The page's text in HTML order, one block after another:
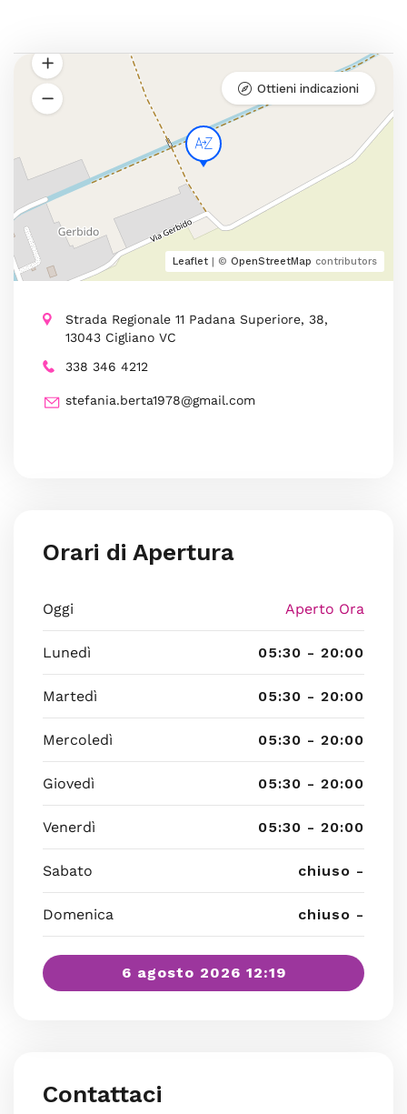
Leaflet | © OpenStreetMap contributors
Ottieni indicazioni
Strada Regionale 11 Padana Superiore, 38,
13043 Cigliano VC
338 346 4212
stefania.berta1978@gmail.com
Orari di Apertura
Oggi Aperto Ora
Lunedì 05:30 - 20:00
Martedì 05:30 - 20:00
Mercoledì 05:30 - 20:00
Giovedì 05:30 - 20:00
Venerdì 05:30 - 20:00
Sabato chiuso -
Domenica chiuso -
6 agosto 2026 12:19
Contattaci